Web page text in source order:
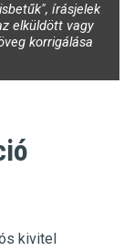
írásjelek
elküldött vagy
korrigálása
kivitel